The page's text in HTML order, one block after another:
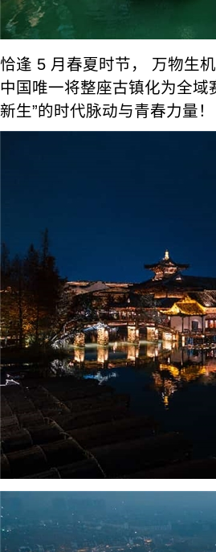
恰逢 5 月春夏时节， 万物生
中国唯一将整座古镇化为全域
新生”的时代脉动与青春力量！